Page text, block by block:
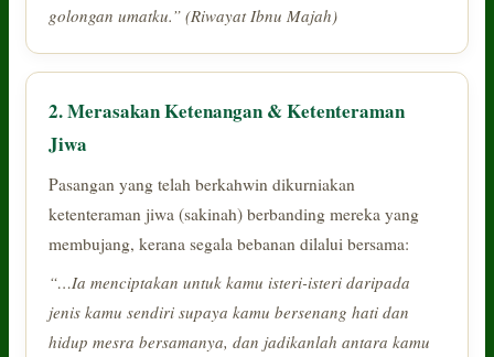
golongan umatku.” (Riwayat Ibnu Majah)
2. Merasakan Ketenangan & Ketenteraman
Jiwa
Pasangan yang telah berkahwin dikurniakan
ketenteraman jiwa (sakinah) berbanding mereka yang
membujang, kerana segala bebanan dilalui bersama:
“…Ia menciptakan untuk kamu isteri-isteri daripada
jenis kamu sendiri supaya kamu bersenang hati dan
hidup mesra bersamanya, dan jadikanlah antara kamu